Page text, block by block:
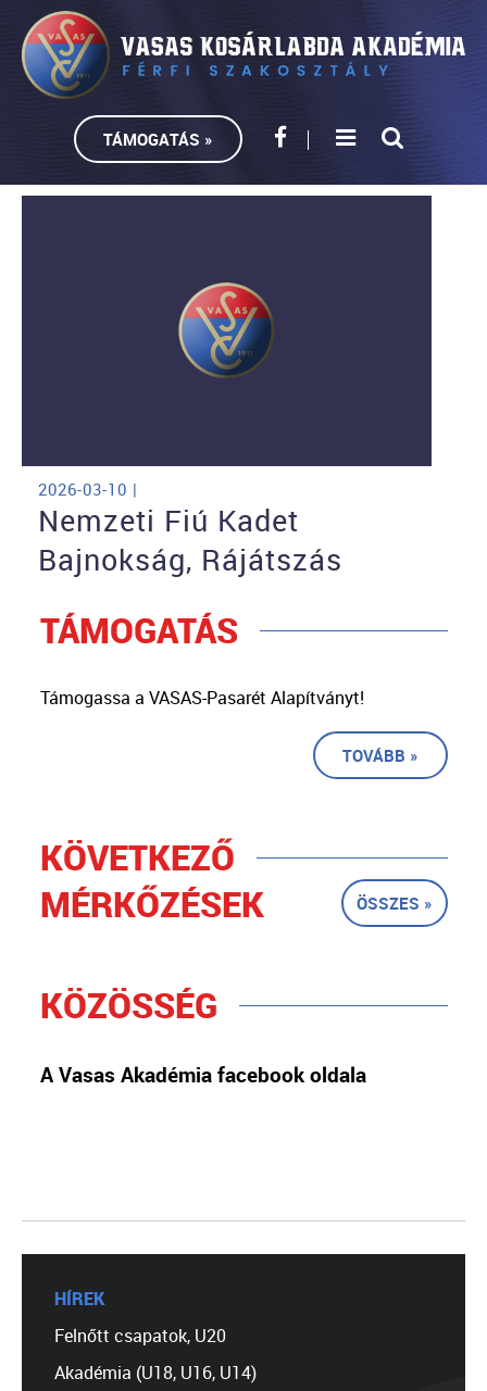
TÁMOGATÁS »
2026-03-10 |
Nemzeti Fiú Kadet
Bajnokság, Rájátszás
TÁMOGATÁS
Támogassa a VASAS-Pasarét Alapítványt!
TOVÁBB »
KÖVETKEZŐ
MÉRKŐZÉSEK
ÖSSZES »
KÖZÖSSÉG
A Vasas Akadémia facebook oldala
HÍREK
Felnőtt csapatok, U20
Akadémia (U18, U16, U14)